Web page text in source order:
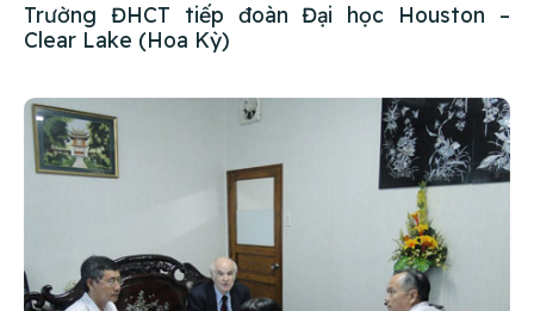
Trường ĐHCT tiếp đoàn Đại học Houston –
Clear Lake (Hoa Kỳ)